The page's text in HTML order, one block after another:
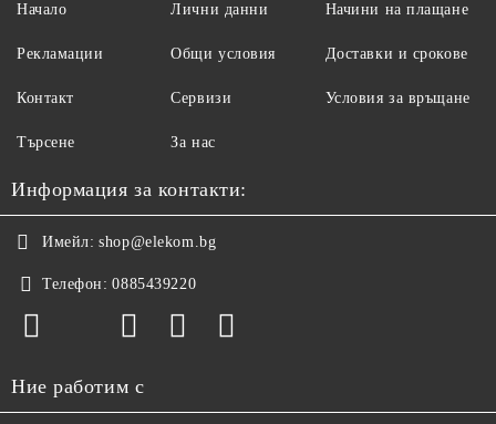
Начало
Рекламации
Контакт
Търсене
Лични данни
Общи условия
Сервизи
За нас
Начини на плащане
Доставки и срокове
Условия за връщане
Информация за контакти:
Имейл: shop@elekom.bg
Телефон: 0885439220
Ние работим с